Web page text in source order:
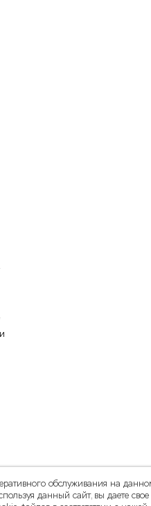
обслуживания на
данный сайт, вы даете свое